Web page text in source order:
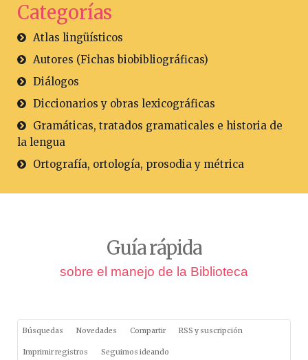
Categorías
Atlas lingüísticos
Autores (Fichas biobibliográficas)
Diálogos
Diccionarios y obras lexicográficas
Gramáticas, tratados gramaticales e historia de
la lengua
Ortografía, ortología, prosodia y métrica
Guía rápida
sobre el manejo de la Biblioteca
Búsquedas Novedades Compartir RSS y suscripción
Imprimir registros Seguimos ideando